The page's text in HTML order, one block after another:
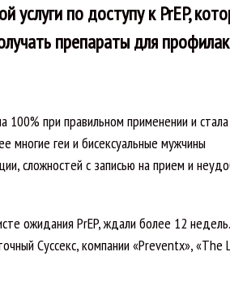
услуги по доступу к PrEP,
препараты для
100% при правильном применении и стала
многие геи и бисексуальные мужчины
сложностей с записью на прием и
ожидания PrEP, ждали более 12 недель.
Суссекс, компании «Preventx», «The